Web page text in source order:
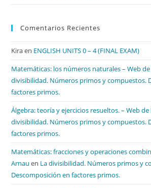
Comentarios Recientes
Kiraen ENGLISH UNITS 0 – 4 (FINAL EXAM)
Matemáticas: los números naturales – Web de
divisibilidad. Números primos y compuestos.
factores primos.
Álgebra: teoría y ejercicios resueltos. – Web de
divisibilidad. Números primos y compuestos.
factores primos.
Matemáticas: fracciones y operaciones
Arnau en La divisibilidad. Números primos y
Descomposición en factores primos.